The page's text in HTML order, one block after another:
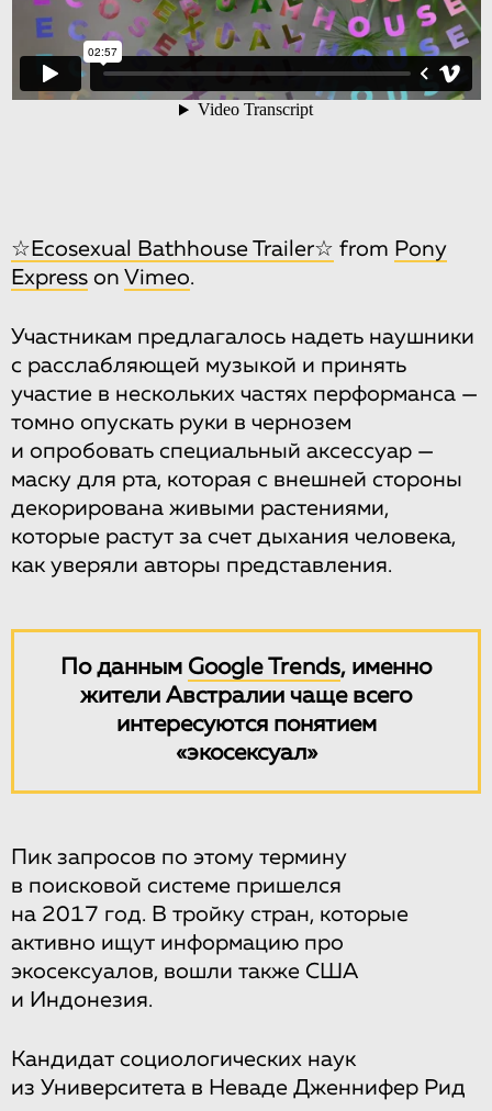
☆Ecosexual Bathhouse Trailer☆ from Pony
Express on Vimeo.
Участникам предлагалось надеть наушники
с расслабляющей музыкой и принять
участие в нескольких частях перформанса —
томно опускать руки в чернозем
и опробовать специальный аксессуар —
маску для рта, которая с внешней стороны
декорирована живыми растениями,
которые растут за счет дыхания человека,
как уверяли авторы представления.
По данным Google Trends, именно
жители Австралии чаще всего
интересуются понятием
«экосексуал»
Пик запросов по этому термину
в поисковой системе пришелся
на 2017 год. В тройку стран, которые
активно ищут информацию про
экосексуалов, вошли также США
и Индонезия.
Кандидат социологических наук
из Университета в Неваде Дженнифер Рид